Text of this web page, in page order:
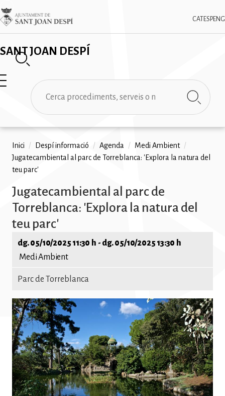
Vés
al
contingut
SANT JOAN DESPÍ
CAT ESPENG
Imatge
✕
Cerca
Fil
d'ariadna
Inici / Despí informació / Agenda / Medi Ambient /
Jugatecambiental al parc de Torreblanca: 'Explora la natura del
teu parc'
Jugatecambiental al parc de
Torreblanca: 'Explora la natura del
teu parc'
dg. 05/10/2025 11:30 h - dg. 05/10/2025 13:30 h
Medi Ambient
Parc de Torreblanca
Imatge